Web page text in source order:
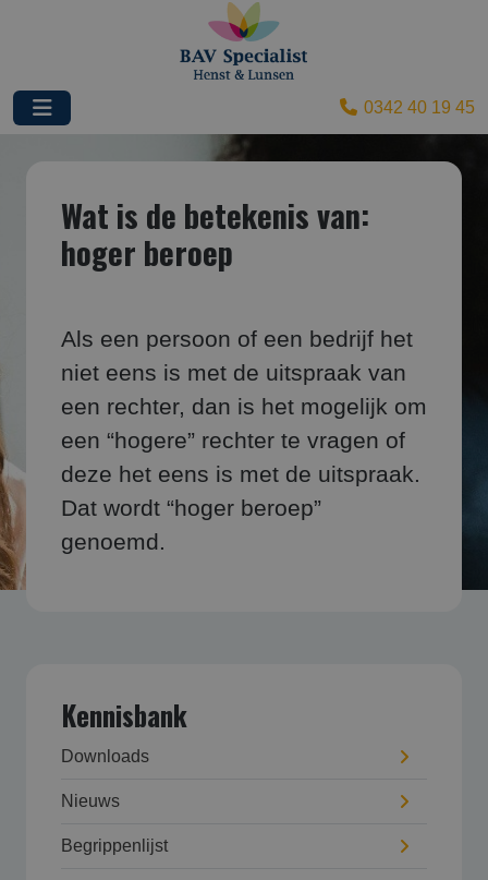
0342 40 19 45
Wat is de betekenis van:
hoger beroep
Als een persoon of een bedrijf het
niet eens is met de uitspraak van
een rechter, dan is het mogelijk om
een “hogere” rechter te vragen of
deze het eens is met de uitspraak.
Dat wordt “hoger beroep”
genoemd.
Kennisbank
Downloads
Nieuws
Begrippenlijst